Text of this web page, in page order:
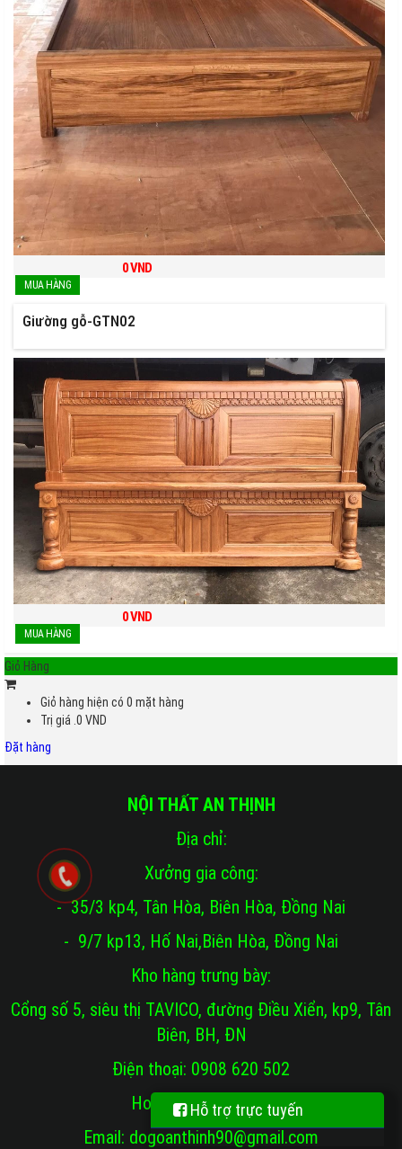
Hỗ trợ trực tuyến
0VND
Giường gỗ-GTN02
0VND
Giỏ Hàng
Giỏ hàng hiện có 0 mặt hàng
Trị giá .0 VND
Đặt hàng
NỘI THẤT AN THỊNH
Địa chỉ:
Xưởng gia công:
- 35/3 kp4, Tân Hòa, Biên Hòa, Đồng Nai
- 9/7 kp13, Hố Nai,Biên Hòa, Đồng Nai
Kho hàng trưng bày:
Cổng số 5, siêu thị TAVICO, đường Điều Xiển, kp9, Tân
Biên, BH, ĐN
Điện thoại: 0908 620 502
Hoặc 0965 807 473
Email: dogoanthinh90@gmail.com